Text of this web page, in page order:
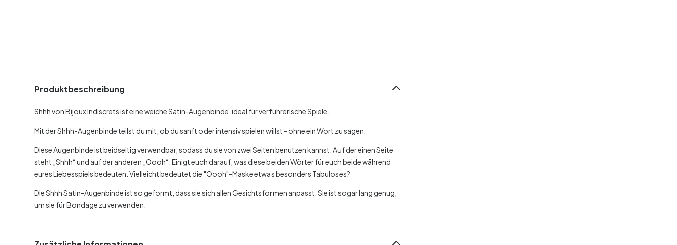
Produktbeschreibung
Shhh von Bijoux Indiscrets ist eine weiche Satin-Augenbinde, ideal für verführerische Spiele.
Mit der Shhh-Augenbinde teilst du mit, ob du sanft oder intensiv spielen willst - ohne ein Wort zu sagen.
Diese Augenbinde ist beidseitig verwendbar, sodass du sie von zwei Seiten benutzen kannst. Auf der einen Seite
steht „Shhh“ und auf der anderen „Oooh“. Einigt euch darauf, was diese beiden Wörter für euch beide während
eures Liebesspiels bedeuten. Vielleicht bedeutet die "Oooh"-Maske etwas besonders Tabuloses?
Die Shhh Satin-Augenbinde ist so geformt, dass sie sich allen Gesichtsformen anpasst. Sie ist sogar lang genug,
um sie für Bondage zu verwenden.